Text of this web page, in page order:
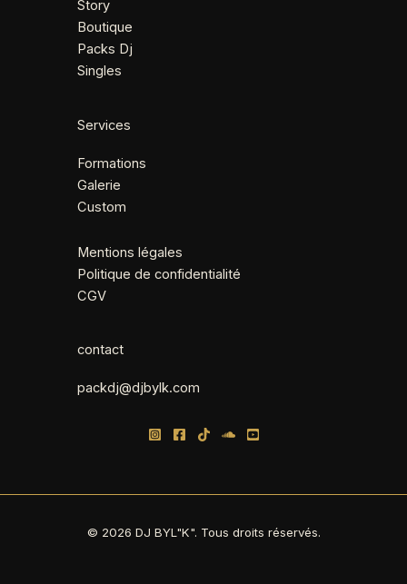
Story
Boutique
Packs Dj
Singles
Services
Formations
Galerie
Custom
Mentions légales
Politique de confidentialité
CGV
contact
packdj@djbylk.com
© 2026 DJ BYL"K". Tous droits réservés.